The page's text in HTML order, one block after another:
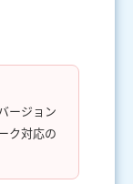
ージョン
ク対応の